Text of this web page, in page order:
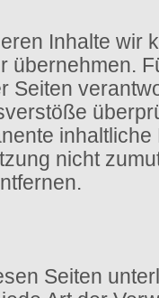
Inhalte wir
übernehmen.
Seiten
nicht
Seiten